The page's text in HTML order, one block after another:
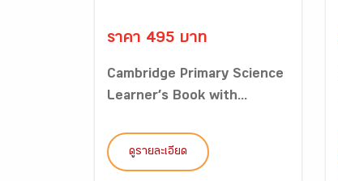
ราคา 495 บาท
Cambridge Primary Science
Learner’s Book with...
ดูรายละเอียด